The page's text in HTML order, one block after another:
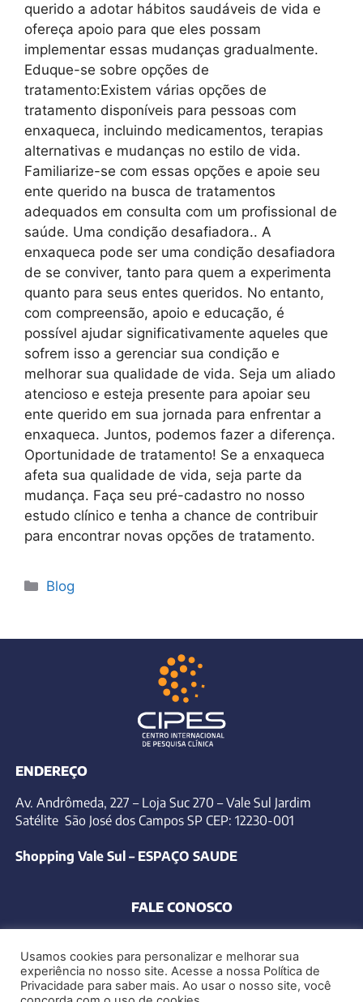
querido a adotar hábitos saudáveis de vida e
ofereça apoio para que eles possam
implementar essas mudanças gradualmente.
Eduque-se sobre opções de
tratamento:Existem várias opções de
tratamento disponíveis para pessoas com
enxaqueca, incluindo medicamentos, terapias
alternativas e mudanças no estilo de vida.
Familiarize-se com essas opções e apoie seu
ente querido na busca de tratamentos
adequados em consulta com um profissional de
saúde. Uma condição desafiadora.. A
enxaqueca pode ser uma condição desafiadora
de se conviver, tanto para quem a experimenta
quanto para seus entes queridos. No entanto,
com compreensão, apoio e educação, é
possível ajudar significativamente aqueles que
sofrem isso a gerenciar sua condição e
melhorar sua qualidade de vida. Seja um aliado
atencioso e esteja presente para apoiar seu
ente querido em sua jornada para enfrentar a
enxaqueca. Juntos, podemos fazer a diferença.
Oportunidade de tratamento! Se a enxaqueca
afeta sua qualidade de vida, seja parte da
mudança. Faça seu pré-cadastro no nosso
estudo clínico e tenha a chance de contribuir
para encontrar novas opções de tratamento.
Blog
ENDEREÇO
Av. Andrômeda, 227 – Loja Suc 270 – Vale Sul Jardim
Satélite São José dos Campos SP CEP: 12230-001
Shopping Vale Sul – ESPAÇO SAUDE
FALE CONOSCO
contato@cipes.com.br
Usamos cookies para personalizar e melhorar sua
experiência no nosso site. Acesse a nossa Política de
Privacidade para saber mais. Ao usar o nosso site, você